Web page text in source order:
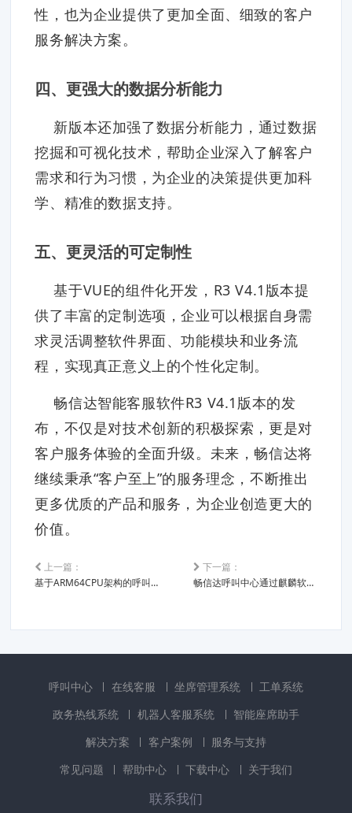
性，也为企业提供了更加全面、细致的客户
服务解决方案。
四、更强大的数据分析能力
新版本还加强了数据分析能力，通过数据
挖掘和可视化技术，帮助企业深入了解客户
需求和行为习惯，为企业的决策提供更加科
学、精准的数据支持。
五、更灵活的可定制性
基于VUE的组件化开发，R3 V4.1版本提
供了丰富的定制选项，企业可以根据自身需
求灵活调整软件界面、功能模块和业务流
程，实现真正意义上的个性化定制。
畅信达智能客服软件R3 V4.1版本的发
布，不仅是对技术创新的积极探索，更是对
客户服务体验的全面升级。未来，畅信达将
继续秉承“客户至上”的服务理念，不断推出
更多优质的产品和服务，为企业创造更大的
价值。
上一篇：
基于ARM64CPU架构的呼叫中心电话客服软件平台发布，全面支持信创
下一篇：
畅信达呼叫中心通过麒麟软件适配认证，引领行业新标准
呼叫中心 在线客服 坐席管理系统
工单系统
政务热线系统
机器人客服系统
智能座席助手
解决方案
客户案例
服务与支持
常见问题
帮助中心 下载中心 关于我们
联系我们